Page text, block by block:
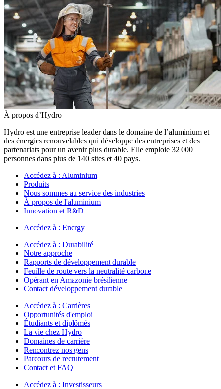
À propos d’Hydro
Hydro est une entreprise leader dans le domaine de l’aluminium et
des énergies renouvelables qui développe des entreprises et des
partenariats pour un avenir plus durable. Elle emploie 32 000
personnes dans plus de 140 sites et 40 pays.
Accédez à : Aluminium
Produits
Nous sommes au service des industries
À propos de l'aluminium
Innovation et R&D
Accédez à : Energy
Accédez à : Durabilité
Notre approche
Rapports de développement durable
Feuille de route vers la neutralité carbone
Opérant en Amazonie brésilienne
Contact développement durable
Accédez à : Carrières
Opportunités d'emploi
Étudiants et diplômés
La vie chez Hydro
Domaines de carrière
Rencontrez nos gens
Parcours de recrutement
Contact et FAQ
Accédez à : Investisseurs